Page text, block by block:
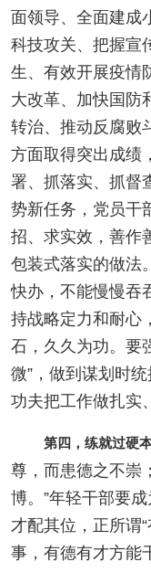
面领导、全面建成
科技攻关、把握宣
生、有效开展疫情
大改革、加快国防
转治、推动反腐败
方面取得突出成绩
署、抓落实、抓督
势新任务，党员干
招、求实效，善作
包装式落实的做法
快办，不能慢慢吞
持战略定力和耐心
石，久久为功。要
微”，做到谋划时
功夫把工作做扎实
第四，练就过硬本
尊，而患德之不崇
博。”年轻干部要
才配其位，正所谓
事，有德有才方能